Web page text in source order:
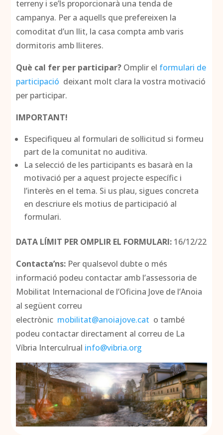
terreny i se’ls proporcionarà una tenda de
campanya. Per a aquells que prefereixen la
comoditat d’un llit, la casa compta amb varis
dormitoris amb lliteres.
Què cal fer per participar? Omplir el formulari de
participació deixant molt clara la vostra motivació
per participar.
IMPORTANT!
Especifiqueu al formulari de sol·licitud si formeu
part de la comunitat no auditiva.
La selecció de les participants es basarà en la
motivació per a aquest projecte específic i
l’interès en el tema. Si us plau, sigues concreta
en descriure els motius de participació al
formulari.
DATA LÍMIT PER OMPLIR EL FORMULARI: 16/12/22
Contacta’ns: Per qualsevol dubte o més
informació podeu contactar amb l’assessoria de
Mobilitat Internacional de l’Oficina Jove de l’Anoia
al següent correu
electrònic mobilitat@anoiajove.cat o també
podeu contactar directament al correu de La
Víbria Interculrual info@vibria.org